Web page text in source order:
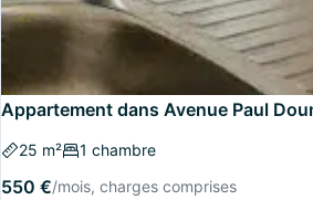
Appartement dans Avenue Paul
25 m² 1 chambre
550 €/mois, charges comprises